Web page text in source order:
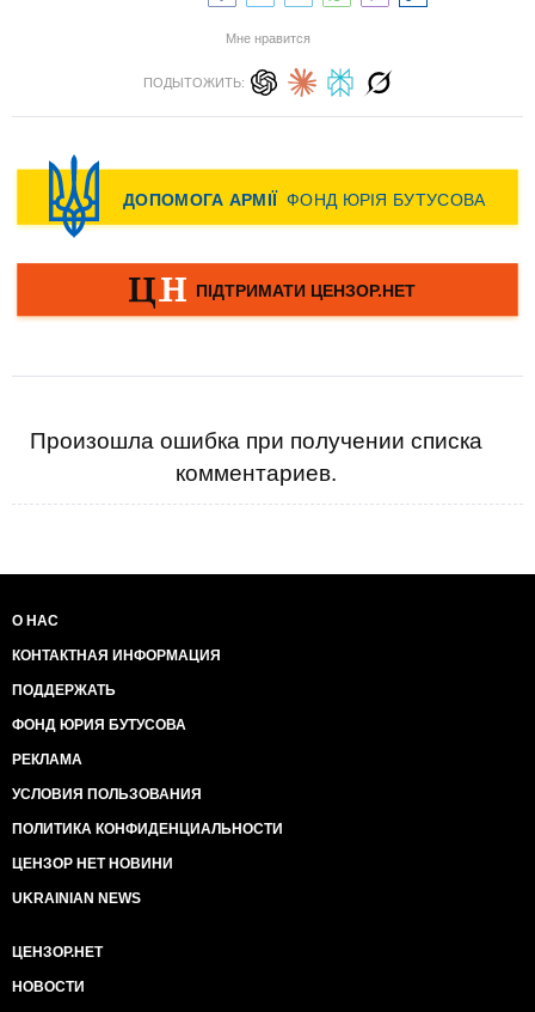
Мне нравится
ПОДЫТОЖИТЬ:
Произошла ошибка при получении списка
комментариев.
О НАС
КОНТАКТНАЯ ИНФОРМАЦИЯ
ПОДДЕРЖАТЬ
ФОНД ЮРИЯ БУТУСОВА
РЕКЛАМА
УСЛОВИЯ ПОЛЬЗОВАНИЯ
ПОЛИТИКА КОНФИДЕНЦИАЛЬНОСТИ
ЦЕНЗОР НЕТ НОВИНИ
UKRAINIAN NEWS
ЦЕНЗОР.НЕТ
НОВОСТИ